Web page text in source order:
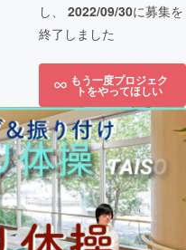
し、 2022/09/30に募集を
終了しました
もう一度プロジェク
トをやってほしい